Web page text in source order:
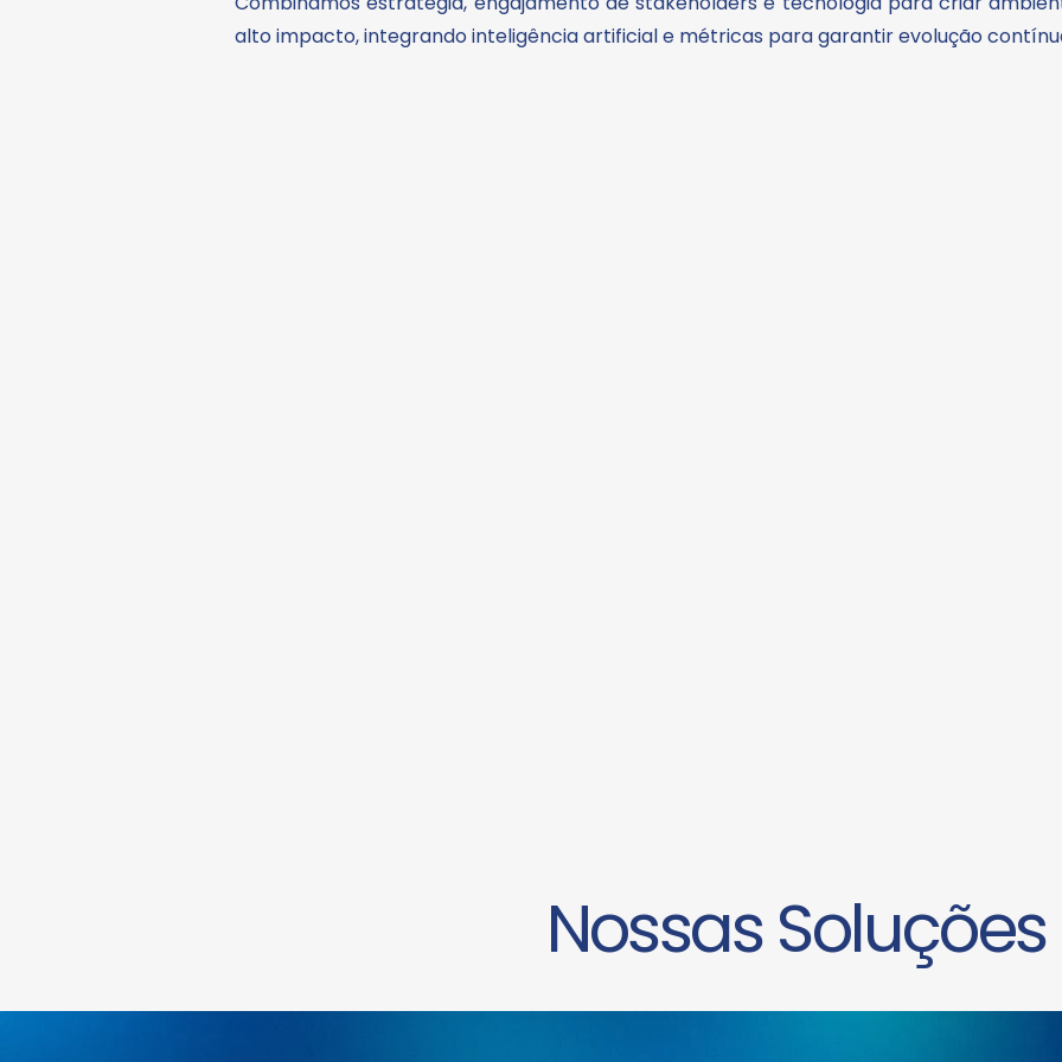
alto impacto, integrando inteligência artificial e métricas para garantir evolução
Nossas Soluções